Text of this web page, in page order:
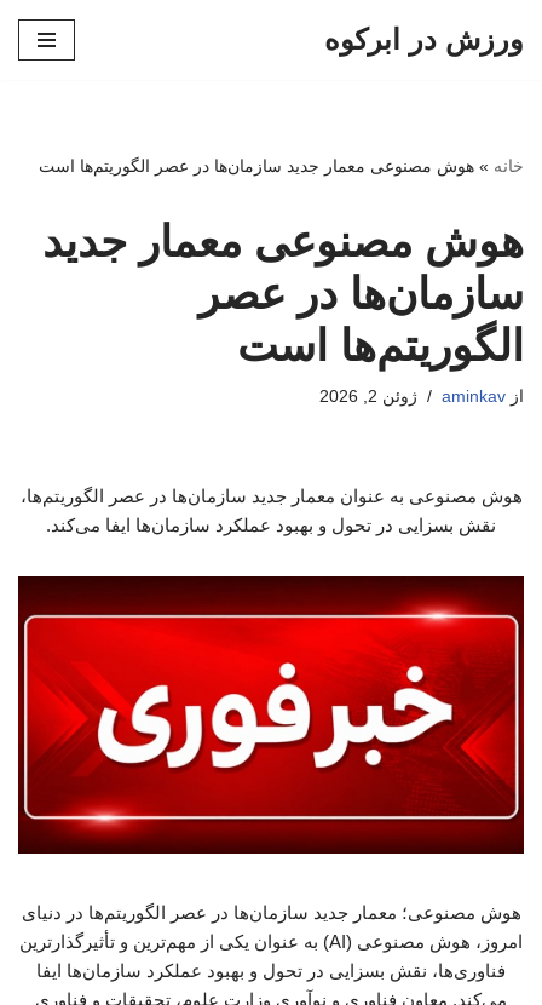
ورزش در ابرکوه
خانه » هوش مصنوعی معمار جدید سازمان‌ها در عصر الگوریتم‌ها است
هوش مصنوعی معمار جدید
سازمان‌ها در عصر
الگوریتم‌ها است
از aminkav ژوئن 2, 2026
هوش مصنوعی به عنوان معمار جدید سازمان‌ها در عصر الگوریتم‌ها،
نقش بسزایی در تحول و بهبود عملکرد سازمان‌ها ایفا می‌کند.
هوش مصنوعی؛ معمار جدید سازمان‌ها در عصر الگوریتم‌ها در دنیای
امروز، هوش مصنوعی (AI) به عنوان یکی از مهم‌ترین و تأثیرگذارترین
فناوری‌ها، نقش بسزایی در تحول و بهبود عملکرد سازمان‌ها ایفا
می‌کند. معاون فناوری و نوآوری وزارت علوم، تحقیقات و فناوری